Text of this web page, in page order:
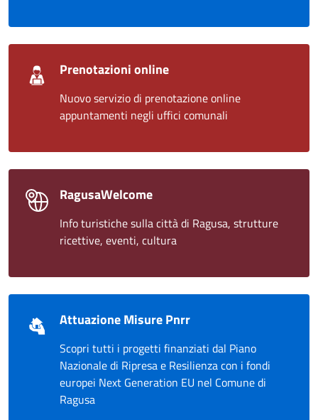
Prenotazioni online
Nuovo servizio di prenotazione online
appuntamenti negli uffici comunali
RagusaWelcome
Info turistiche sulla città di Ragusa, strutture
ricettive, eventi, cultura
Attuazione Misure Pnrr
Scopri tutti i progetti finanziati dal Piano
Nazionale di Ripresa e Resilienza con i fondi
europei Next Generation EU nel Comune di
Ragusa